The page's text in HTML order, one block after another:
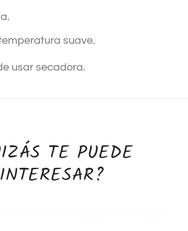
suave.
usar secadora.
TE PUEDE
INTERESAR?